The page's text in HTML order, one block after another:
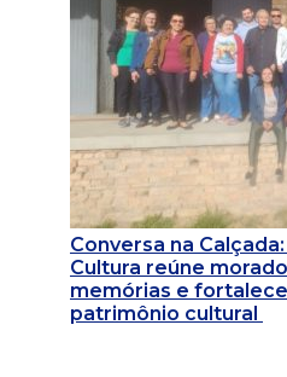
Conversa na
Cultura reúne
memórias e
patrimônio cultural